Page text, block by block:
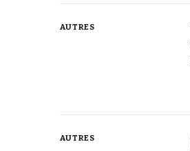
AUTRES
AUTRES